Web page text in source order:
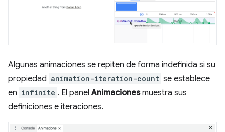
Algunas animaciones se repiten de forma indefinida si su
propiedad animation-iteration-count se establece
en infinite . El panelAnimacionesmuestra sus
definiciones e iteraciones.